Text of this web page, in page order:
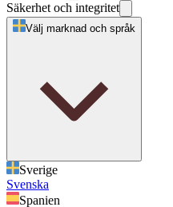
Säkerhet och integritet
Välj marknad och språk
Sverige
Svenska
Spanien